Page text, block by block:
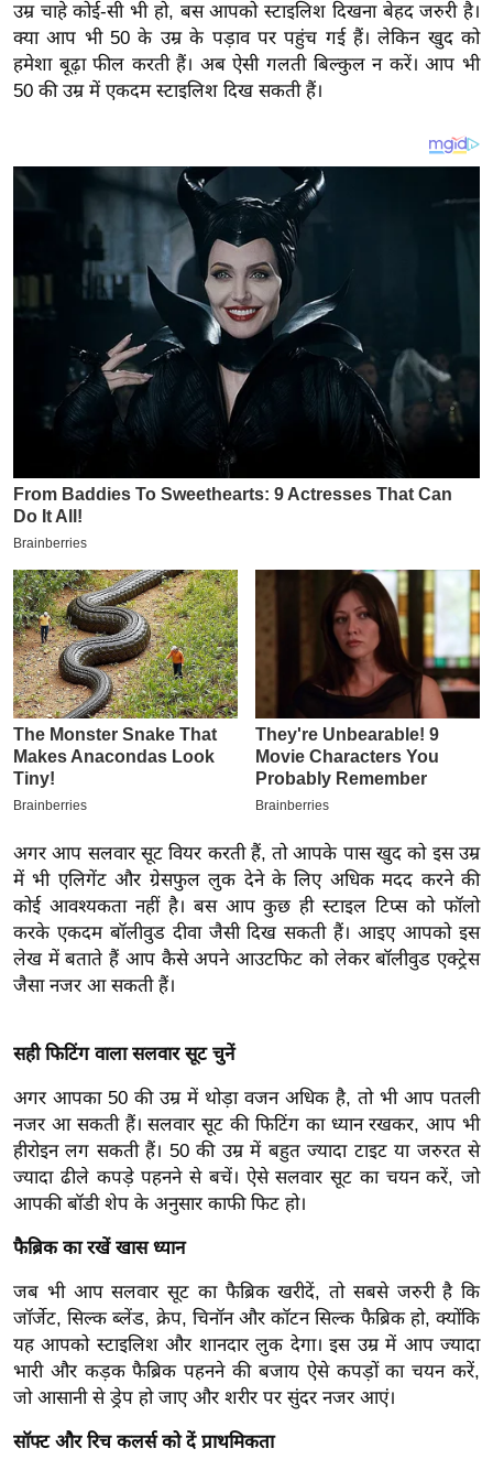
वि
शे
ष
य
P
L
2
0
2
6
क्रा
इ
म
ई
-
पे
र
मि
सा
ल
मि
सा
ल
श
ख्सि
य
यं
ग
इं
डि
या
सा
हि
उम्र चाहे कोई-सी भी हो, बस आपको स्टाइलिश दिखना बेहद जरुरी है।
क्या आप भी 50 के उम्र के पड़ाव पर पहुंच गई हैं। लेकिन खुद को
हमेशा बूढ़ा फील करती हैं। अब ऐसी गलती बिल्कुल न करें। आप भी
50 की उम्र में एकदम स्टाइलिश दिख सकती हैं।
अगर आप सलवार सूट वियर करती हैं, तो आपके पास खुद को इस उम्र
में भी एलिगेंट और ग्रेसफुल लुक देने के लिए अधिक मदद करने की
कोई आवश्यकता नहीं है। बस आप कुछ ही स्टाइल टिप्स को फॉलो
करके एकदम बॉलीवुड दीवा जैसी दिख सकती हैं। आइए आपको इस
लेख में बताते हैं आप कैसे अपने आउटफिट को लेकर बॉलीवुड एक्ट्रेस
जैसा नजर आ सकती हैं।
सही फिटिंग वाला सलवार सूट चुनें
अगर आपका 50 की उम्र में थोड़ा वजन अधिक है, तो भी आप पतली
नजर आ सकती हैं। सलवार सूट की फिटिंग का ध्यान रखकर, आप भी
हीरोइन लग सकती हैं। 50 की उम्र में बहुत ज्यादा टाइट या जरुरत से
ज्यादा ढीले कपड़े पहनने से बचें। ऐसे सलवार सूट का चयन करें, जो
आपकी बॉडी शेप के अनुसार काफी फिट हो।
फैब्रिक का रखें खास ध्यान
जब भी आप सलवार सूट का फैब्रिक खरीदें, तो सबसे जरुरी है कि
जॉर्जेट, सिल्क ब्लेंड, क्रेप, चिनॉन और कॉटन सिल्क फैब्रिक हो, क्योंकि
यह आपको स्टाइलिश और शानदार लुक देगा। इस उम्र में आप ज्यादा
भारी और कड़क फैब्रिक पहनने की बजाय ऐसे कपड़ों का चयन करें,
जो आसानी से ड्रेप हो जाए और शरीर पर सुंदर नजर आएं।
सॉफ्ट और रिच कलर्स को दें प्राथमिकता